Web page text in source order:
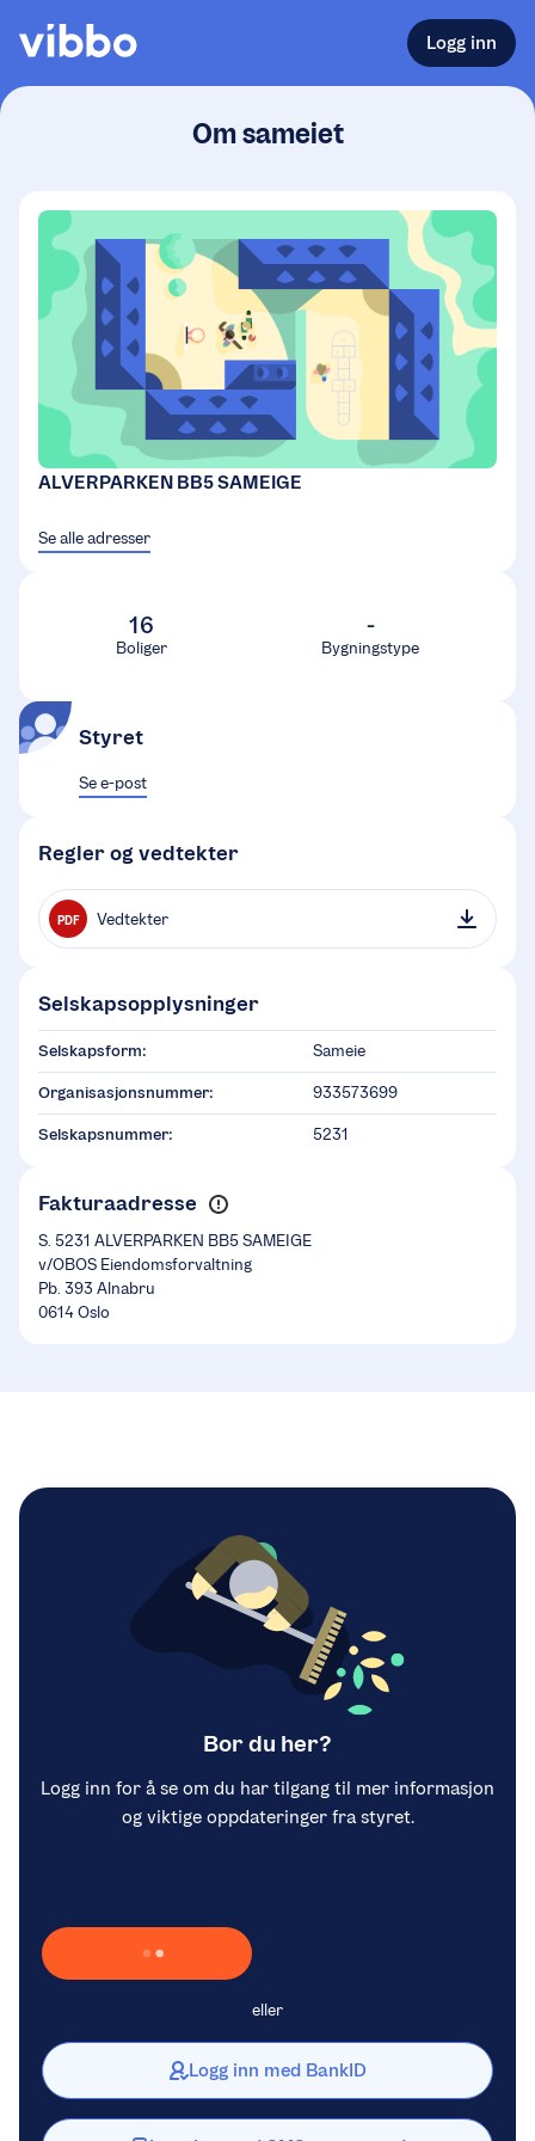
Logg inn
Om sameiet
ALVERPARKEN BB5 SAMEIGE
Se alle adresser
16
Boliger
-
Bygningstype
Styret
Se e-post
Regler og vedtekter
PDF Vedtekter
Selskapsopplysninger
Selskapsform: Sameie
Organisasjonsnummer: 933573699
Selskapsnummer: 5231
Fakturaadresse
S. 5231 ALVERPARKEN BB5 SAMEIGE
v/OBOS Eiendomsforvaltning
Pb. 393 Alnabru
0614 Oslo
Bor du her?
Logg inn for å se om du har tilgang til mer informasjon
og viktige oppdateringer fra styret.
Laster inn Vipps …
eller
Logg inn med BankID